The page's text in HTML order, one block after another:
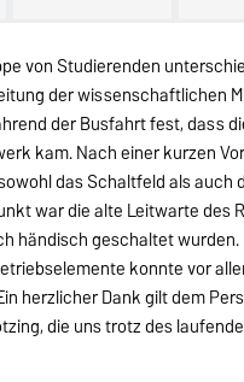
von Studierenden
der wissenschaftlichen
der Busfahrt fest, dass
kam. Nach einer kurzen
das Schaltfeld als
war die alte Leitwarte des
händisch geschaltet
konnte vor
herzlicher Dank gilt dem
die uns trotz des